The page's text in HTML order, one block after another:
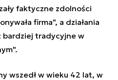
faktyczne zdolności
firma", a działania
bardziej tradycyjne w
wszedł w wieku 42 lat, w